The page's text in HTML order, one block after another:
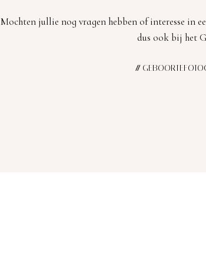
Mochten jullie nog vragen hebben of interesse in
dus ook bij het
#